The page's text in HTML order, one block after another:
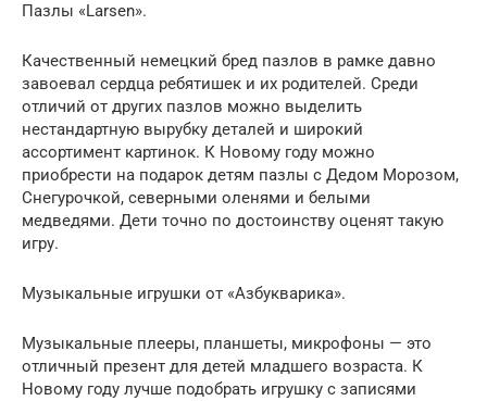
Пазлы «Larsen».
Качественный немецкий бред пазлов в рамке давно
завоевал сердца ребятишек и их родителей. Среди
отличий от других пазлов можно выделить
нестандартную вырубку деталей и широкий
ассортимент картинок. К Новому году можно
приобрести на подарок детям пазлы с Дедом Морозом,
Снегурочкой, северными оленями и белыми
медведями. Дети точно по достоинству оценят такую
игру.
Музыкальные игрушки от «Азбукварика».
Музыкальные плееры, планшеты, микрофоны — это
отличный презент для детей младшего возраста. К
Новому году лучше подобрать игрушку с записями